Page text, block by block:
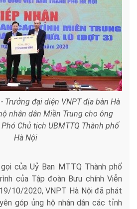
Trưởng đại diện VNPT địa bàn Hà
nhân dân Miền Trung cho ông
Chủ tịch UBMTTQ Thành phố
Hà Nội
của Uỷ Ban MTTQ Thành phố
của Tập đoàn Bưu chính Viễn
10/2020, VNPT Hà Nội đã phát
góp ủng hộ nhân dân các tỉnh